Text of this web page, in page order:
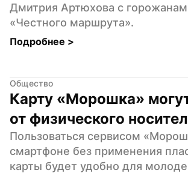
Дмитрия Артюхова с
«Честного маршрута».
Подробнее >
Общество
Карту «Морошка»
от физического
Пользоваться сервисом
смартфоне без применения
карты будет удобно для